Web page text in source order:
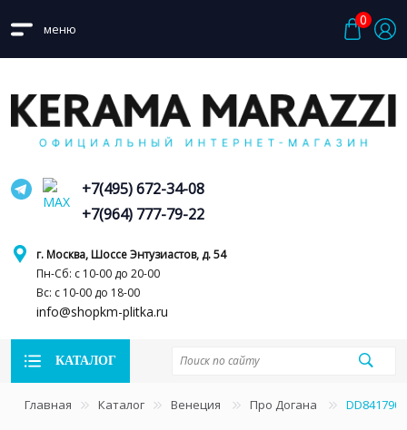
меню
0
г. Москва, Шоссе Энтузиастов, д. 54
Пн-Сб: с 10-00 до 20-00
Вс: с 10-00 до 18-00
info@shopkm-plitka.ru
+7(495) 672-34-08
+7(964) 777-79-22
КАТАЛОГ
Главная Каталог Венеция Про Догана